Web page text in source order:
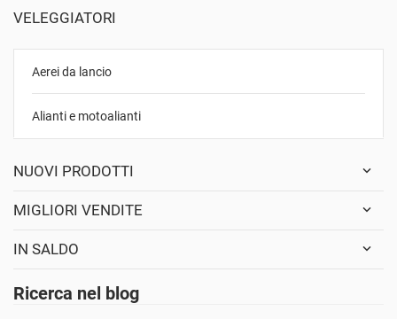
VELEGGIATORI
Aerei da lancio
Alianti e motoalianti
NUOVI PRODOTTI
MIGLIORI VENDITE
IN SALDO
Ricerca nel blog